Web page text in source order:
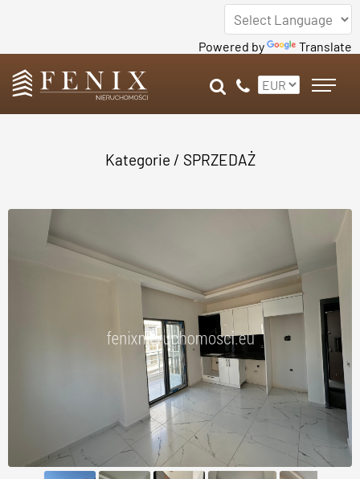
Powered by Translate
Kategorie / SPRZEDAŻ